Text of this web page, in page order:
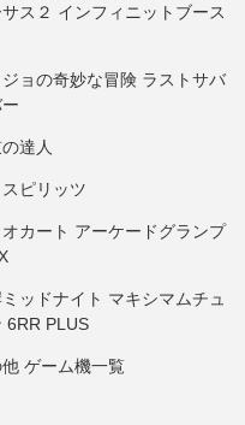
ス２ インフィニットブース
ョの奇妙な冒険 ラストサバ
達人
ピリッツ
カート アーケードグランプ
ッドナイト マキシマムチュ
6RR PLUS
ゲーム機一覧